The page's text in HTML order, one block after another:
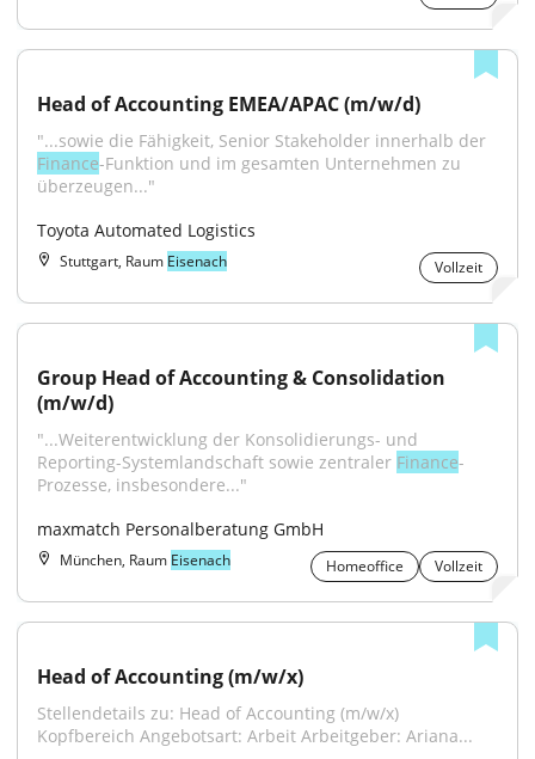
Head of Accounting EMEA/APAC (m/w/d)
Finance-Funktion und im gesamten Unternehmen zu
überzeugen..."
Toyota Automated Logistics
Stuttgart, Raum Eisenach Vollzeit
Group Head of Accounting & Consolidation
(m/w/d)
"...Weiterentwicklung der Konsolidierungs- und
Reporting-Systemlandschaft sowie zentraler Finance-
Prozesse, insbesondere..."
maxmatch Personalberatung GmbH
München, Raum Eisenach Homeoffice Vollzeit
Head of Accounting (m/w/x)
Stellendetails zu: Head of Accounting (m/w/x)
Kopfbereich Angebotsart: Arbeit Arbeitgeber: Ariana...